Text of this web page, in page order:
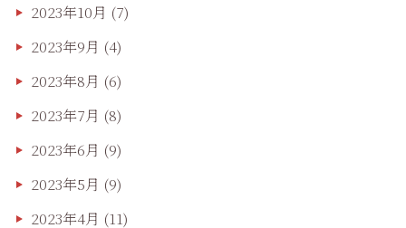
2023年10月 (7)
2023年9月 (4)
2023年8月 (6)
2023年7月 (8)
2023年6月 (9)
2023年5月 (9)
2023年4月 (11)